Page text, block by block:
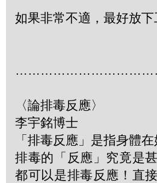
如果非常不適，最好放
〈論排毒反應〉
李宇銘博士
「排毒反應」是指身體
排毒的「反應」究竟是
都可以是排毒反應！直